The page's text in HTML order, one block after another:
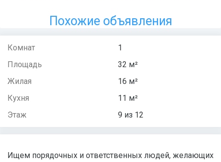
Похожие объявления
Комнат
1
Площадь
32 м²
Жилая
16 м²
Кухня
11 м²
Этаж
9 из 12
Ищем порядочных и ответственных людей, желающих